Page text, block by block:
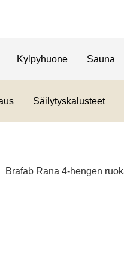
Kylpyhuone Sauna
Säilytyskalusteet